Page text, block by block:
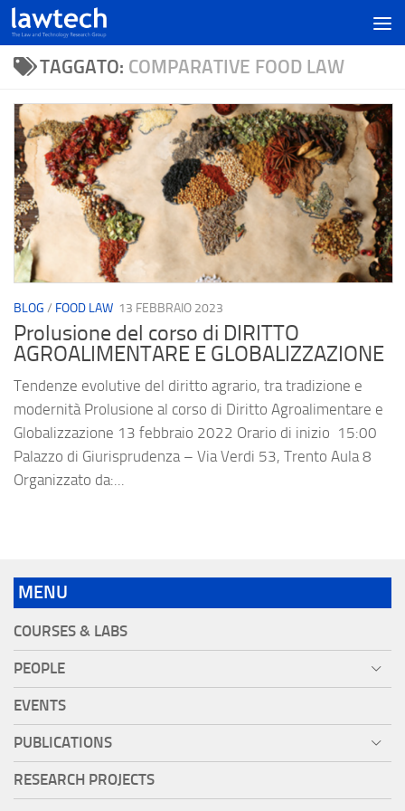
TAGGATO: COMPARATIVE FOOD LAW
BLOG / FOOD LAW 13 FEBBRAIO 2023
Prolusione del corso di DIRITTO
AGROALIMENTARE E GLOBALIZZAZIONE
Tendenze evolutive del diritto agrario, tra tradizione e
modernità Prolusione al corso di Diritto Agroalimentare e
Globalizzazione 13 febbraio 2022 Orario di inizio 15:00
Palazzo di Giurisprudenza – Via Verdi 53, Trento Aula 8
Organizzato da:...
MENU
COURSES & LABS
PEOPLE
EVENTS
PUBLICATIONS
RESEARCH PROJECTS